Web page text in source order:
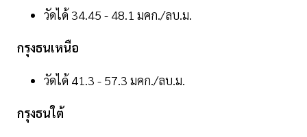
วัดได้ 34.45 - 48.1 มคก./ลบ.ม.
กรุงธนเหนือ
วัดได้ 41.3 - 57.3 มคก./ลบ.ม.
กรุงธนใต้